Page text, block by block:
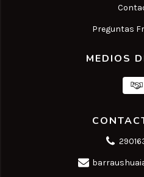
Preguntas
MEDIOS